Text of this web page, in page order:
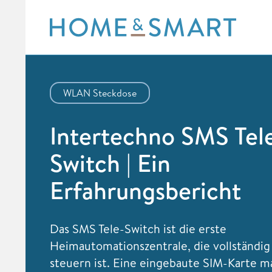
content
WLAN Steckdose
Intertechno SMS
Switch | Ein
Erfahrungsbericht
Das SMS Tele-Switch ist die erste
Heimautomationszentrale, die vollständig
steuern ist. Eine eingebaute SIM-Karte